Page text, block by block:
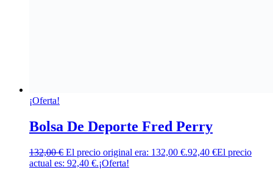
¡Oferta!
Bolsa De Deporte Fred Perry
132,00€ El precio original era: 132,00 €.92,40 €El precio
actual es: 92,40 €.¡Oferta!